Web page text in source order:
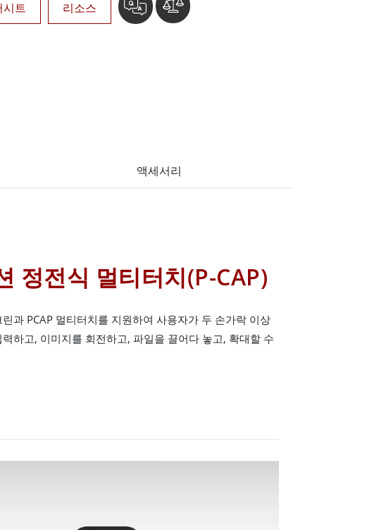
시트 리소스
액세서리
정전식 멀티터치(P-CAP)
과 PCAP 멀티터치를 지원하여 사용자가 두 손가락 이상
하고, 이미지를 회전하고, 파일을 끌어다 놓고, 확대할 수